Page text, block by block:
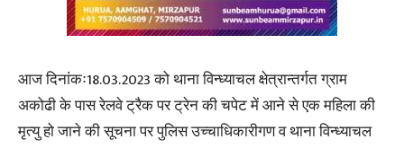
आज दिनांकः18.03.2023 को थाना विन्ध्याचल क्षेत्रान्तर्गत ग्राम
अकोढी के पास रेलवे ट्रैक पर ट्रेन की चपेट में आने से एक महिला की
मृत्यु हो जाने की सूचना पर पुलिस उच्चाधिकारीगण व थाना विन्ध्याचल